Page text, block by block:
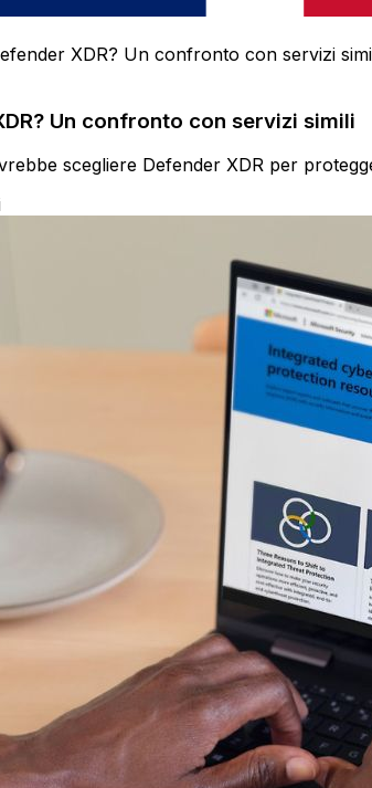
XDR? Un confronto con servizi
Un confronto con servizi simili
scegliere Defender XDR per